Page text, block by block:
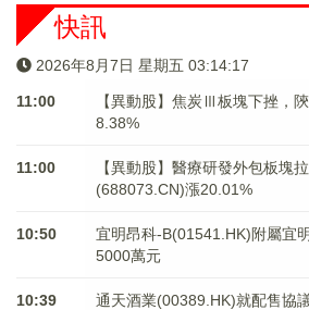
快訊
2026年8月7日 星期五 03:14:17
11:00
【異動股】焦炭Ⅲ板塊下挫，
8.38%
11:00
【異動股】醫療研發外包板塊
(688073.CN)漲20.01%
10:50
宜明昂科-B(01541.HK)附屬宜
5000萬元
10:39
通天酒業(00389.HK)就配售協